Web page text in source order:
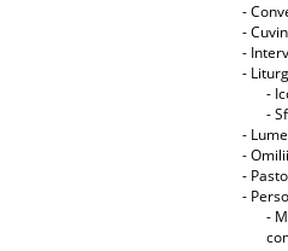
-
-
-
-
-
-
-
- Omilii
-
-
-